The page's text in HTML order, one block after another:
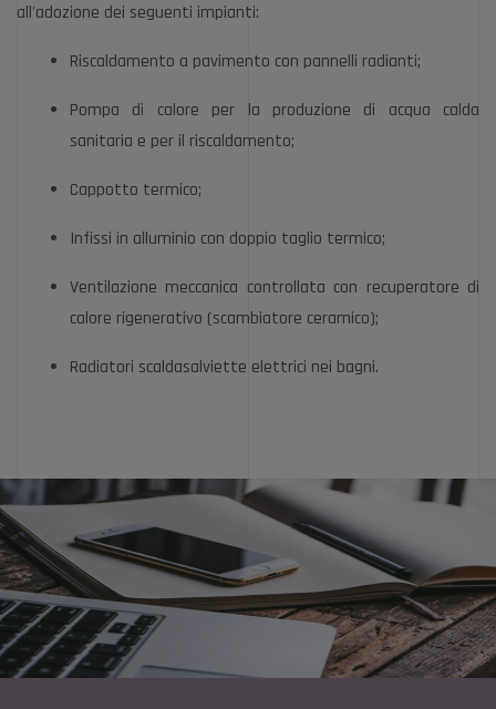
all'adozione dei seguenti impianti:
Riscaldamento a pavimento con pannelli radianti;
Pompa di calore per la produzione di acqua calda
sanitaria e per il riscaldamento;
Cappotto termico;
Infissi in alluminio con doppio taglio termico;
Ventilazione meccanica controllata con recuperatore di
calore rigenerativo (scambiatore ceramico);
Radiatori scaldasalviette elettrici nei bagni.